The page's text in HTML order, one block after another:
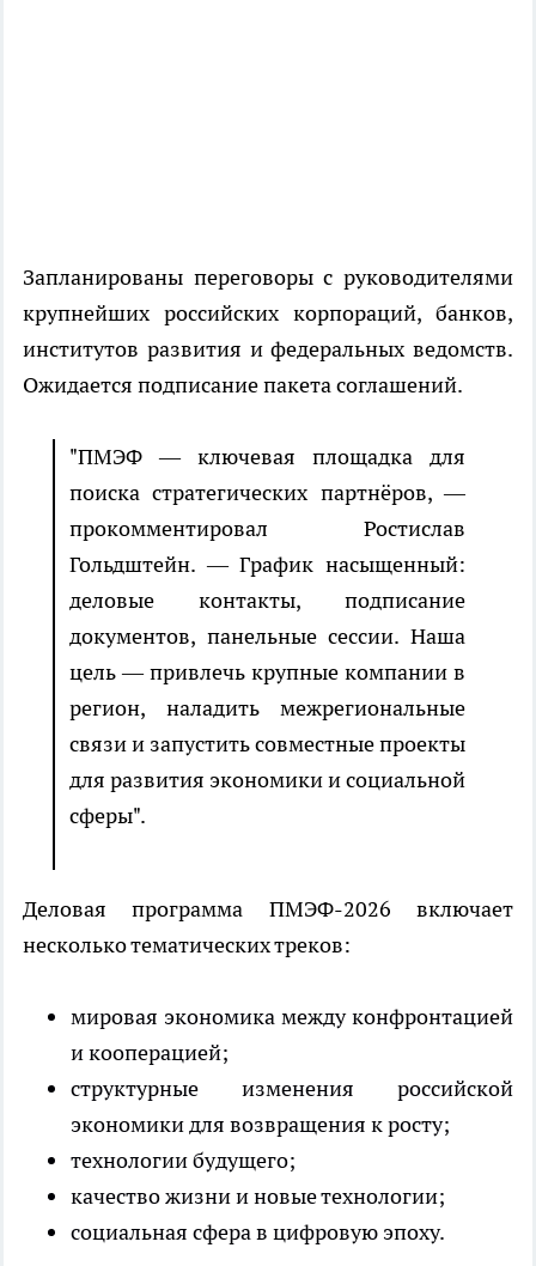
Запланированы переговоры с руководителями
крупнейших российских корпораций, банков,
институтов развития и федеральных ведомств.
Ожидается подписание пакета соглашений.
"ПМЭФ — ключевая площадка для
поиска стратегических партнёров, —
прокомментировал Ростислав
Гольдштейн. — График насыщенный:
деловые контакты, подписание
документов, панельные сессии. Наша
цель — привлечь крупные компании в
регион, наладить межрегиональные
связи и запустить совместные проекты
для развития экономики и социальной
сферы".
Деловая программа ПМЭФ-2026 включает
несколько тематических треков:
мировая экономика между конфронтацией
и кооперацией;
структурные изменения российской
экономики для возвращения к росту;
технологии будущего;
качество жизни и новые технологии;
социальная сфера в цифровую эпоху.